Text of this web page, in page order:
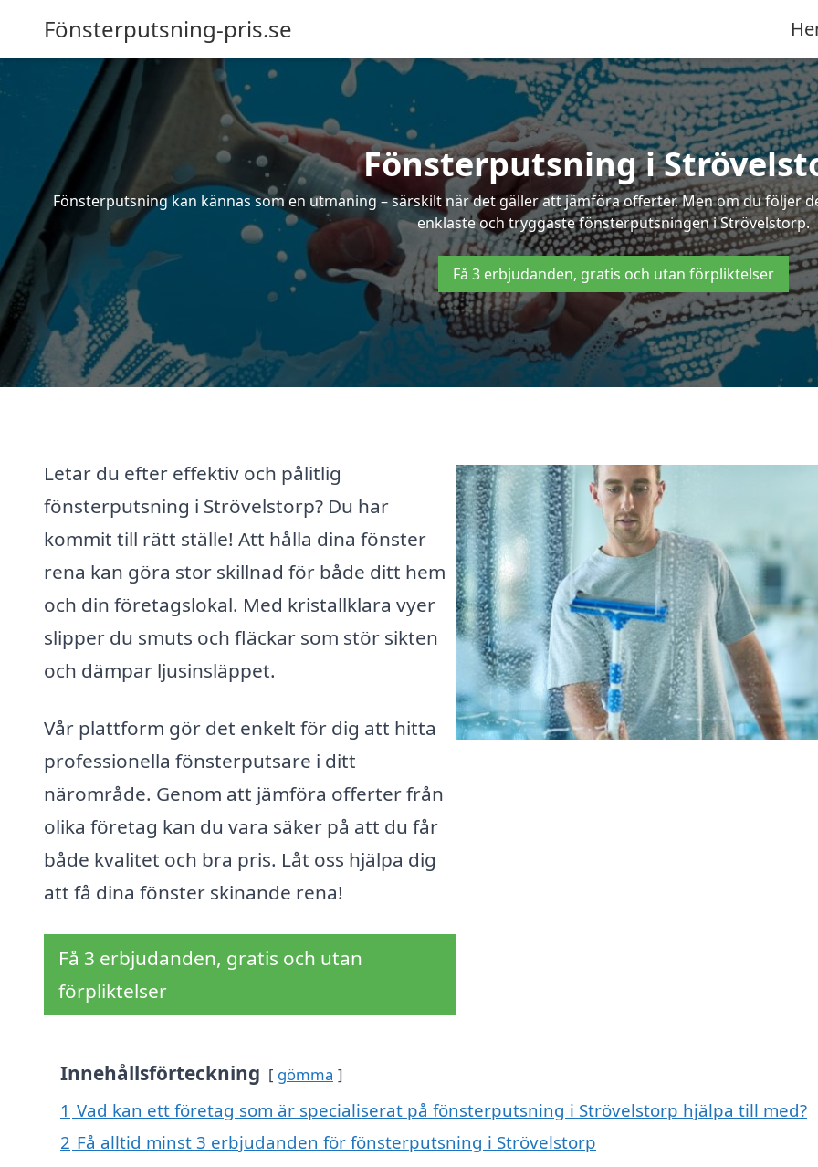
Fönsterputsning-pris.se
Fönsterputsning i
Fönsterputsning kan kännas som en utmaning – särskilt när det gäller att jämföra offerter. Men om du följer
enklaste och tryggaste fönsterputsningen i Strövelstorp.
Få 3 erbjudanden, gratis och utan förpliktelser
Letar du efter effektiv och pålitlig
fönsterputsning i Strövelstorp? Du har
kommit till rätt ställe! Att hålla dina fönster
rena kan göra stor skillnad för både ditt hem
och din företagslokal. Med kristallklara vyer
slipper du smuts och fläckar som stör sikten
och dämpar ljusinsläppet.
Vår plattform gör det enkelt för dig att hitta
professionella fönsterputsare i ditt
närområde. Genom att jämföra offerter från
olika företag kan du vara säker på att du får
både kvalitet och bra pris. Låt oss hjälpa dig
att få dina fönster skinande rena!
Få 3 erbjudanden, gratis och utan
förpliktelser
Innehållsförteckning gömma
1 Vad kan ett företag som är specialiserat på fönsterputsning i Strövelstorp hjälpa till med?
2 Få alltid minst 3 erbjudanden för fönsterputsning i Strövelstorp